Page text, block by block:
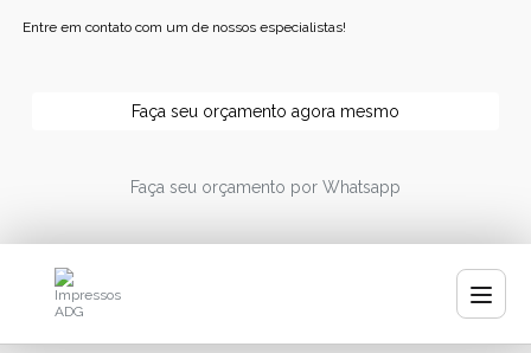
Entre em contato com um de nossos especialistas!
Faça seu orçamento agora mesmo
Faça seu orçamento por Whatsapp